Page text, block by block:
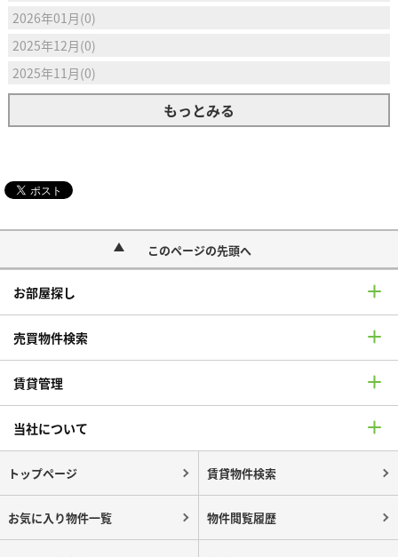
2026年01月(0)
2025年12月(0)
2025年11月(0)
もっとみる
このページの先頭へ
お部屋探し
売買物件検索
賃貸管理
当社について
トップページ 賃貸物件検索
お気に入り物件一覧 物件閲覧履歴